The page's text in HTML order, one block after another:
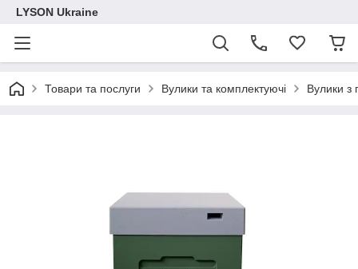
LYSON Ukraine
Товари та послуги Вулики та комплектуючі Вулики з